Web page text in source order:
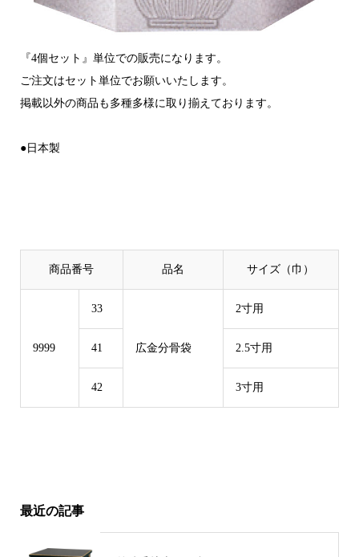
『4個セット』単位での販売になります。
ご注文はセット単位でお願いいたします。
掲載以外の商品も多種多様に取り揃えております。
●日本製
商品番号 品名 サイズ（巾）
9999
33
広金分骨袋
2寸用
41 2.5寸用
42 3寸用
最近の記事